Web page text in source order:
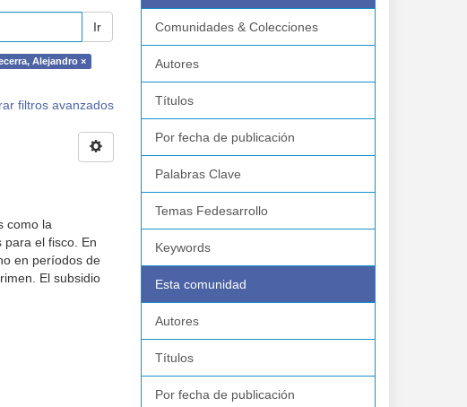
Ir
Alejandro ×
filtros avanzados
como la
para el fisco. En
en períodos de
El subsidio
Comunidades & Colecciones
Autores
Títulos
Por fecha de publicación
Palabras Clave
Temas Fedesarrollo
Keywords
Esta comunidad
Autores
Títulos
Por fecha de publicación